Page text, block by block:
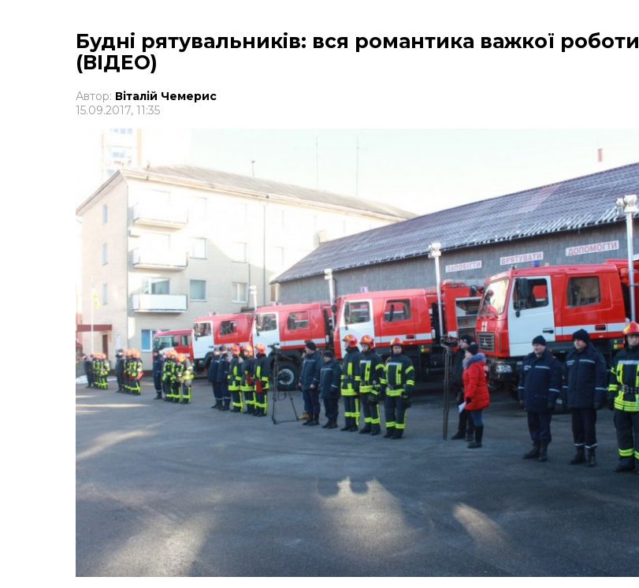
Будні рятувальників: вся романтика важкої роботи
(ВІДЕО)
Автор: Віталій Чемерис
15.09.2017, 11:35